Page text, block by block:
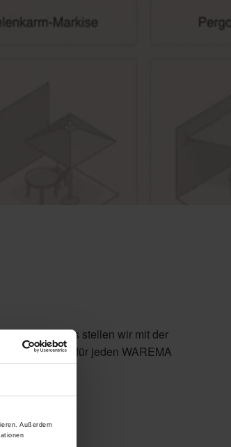
Außerdem
Und das stellen wir mit der
Muss für jeden WAREMA
registrieren.